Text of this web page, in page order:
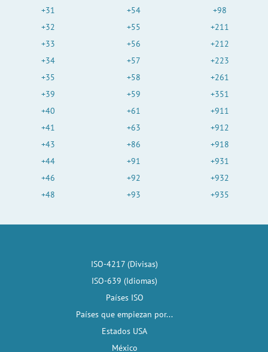
+31
+32
+33
+34
+35
+39
+40
+41
+43
+44
+46
+48
+54
+55
+56
+57
+58
+59
+61
+63
+86
+91
+92
+93
+98
+211
+212
+223
+261
+351
+911
+912
+918
+931
+932
+935
ISO-4217 (Divisas)
ISO-639 (Idiomas)
Países ISO
Países que empiezan por...
Estados USA
México